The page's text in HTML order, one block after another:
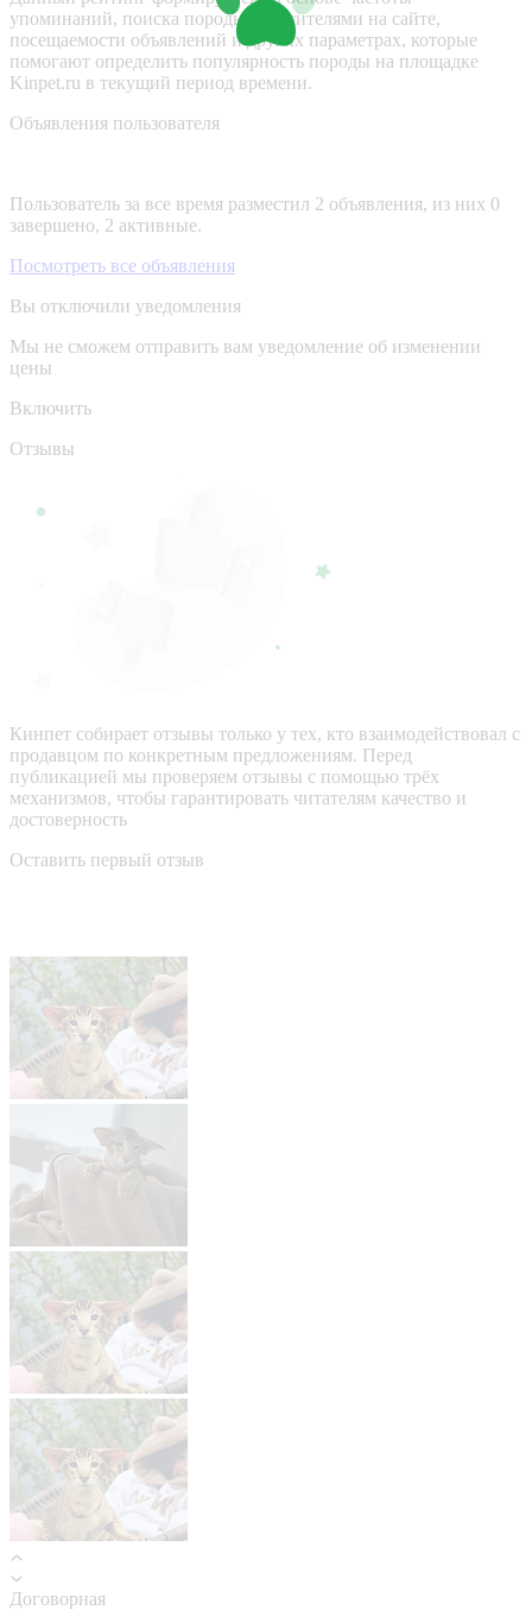
упоминаний, поиска породы посетителями на сайте,
посещаемости объявлений и других параметрах, которые
помогают определить популярность породы на площадке
Kinpet.ru в текущий период времени.
Объявления пользователя
Пользователь за все время разместил 2 объявления, из них 0
завершено, 2 активные.
Посмотреть все объявления
Вы отключили уведомления
Мы не сможем отправить вам уведомление об изменении
цены
Включить
Отзывы
Кинпет собирает отзывы только у тех, кто взаимодействовал с
продавцом по конкретным предложениям. Перед
публикацией мы проверяем отзывы с помощью трёх
механизмов, чтобы гарантировать читателям качество и
достоверность
Оставить первый отзыв
Договорная